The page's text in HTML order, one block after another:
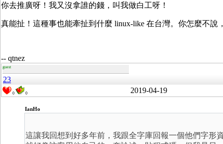
你去推廣呀！我又沒拿誰的錢，叫我做白工呀！
真能扯！這種事也能牽扯到什麼 linux-like 在台灣。你怎麼不
-- qtnez
guest
23
0 0 2019-04-19
IanHo
這讓我回想到好多年前，我跟全字庫回報一個他們字形